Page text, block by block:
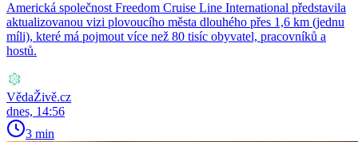
Americká společnost Freedom Cruise Line International představila
aktualizovanou vizi plovoucího města dlouhého přes 1,6 km (jednu
míli), které má pojmout více než 80 tisíc obyvatel, pracovníků a
hostů.
VědaŽivě.cz
dnes, 14:56
3 min